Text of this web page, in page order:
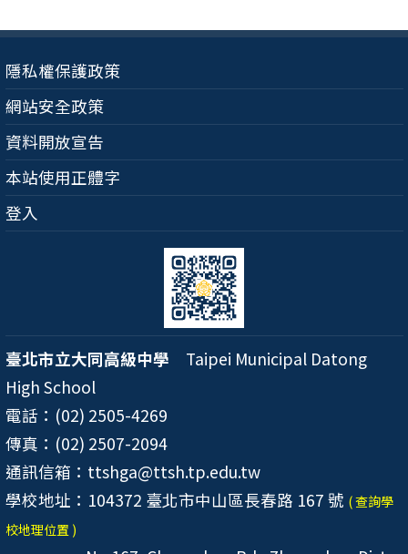
隱私權保護政策
網站安全政策
資料開放宣告
本站使用正體字
登入
臺北市立大同高級中學 Taipei Municipal Datong
High School
電話：(02) 2505-4269
傳真：(02) 2507-2094
通訊信箱：ttshga@ttsh.tp.edu.tw
學校地址：104372 臺北市中山區長春路 167 號 ( 查詢學
校地理位置 )